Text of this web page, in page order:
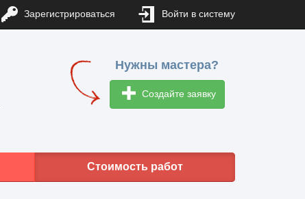
Зарегистрироваться Войти в систему
Нужны мастера?
Создайте заявку
Стоимость работ